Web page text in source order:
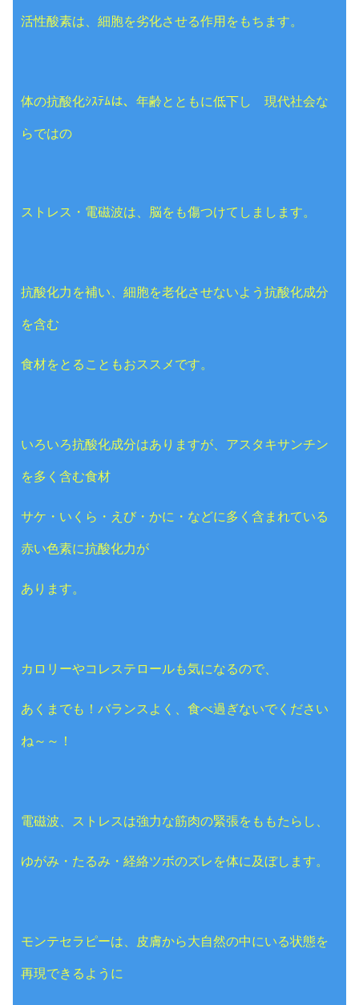
活性酸素は、細胞を劣化させる作用をもちます。
体の抗酸化ｼｽﾃﾑは、年齢とともに低下し 現代社会な
らではの
ストレス・電磁波は、脳をも傷つけてしまします。
抗酸化力を補い、細胞を老化させないよう抗酸化成分
を含む
食材をとることもおススメです。
いろいろ抗酸化成分はありますが、アスタキサンチン
を多く含む食材
サケ・いくら・えび・かに・などに多く含まれている
赤い色素に抗酸化力が
あります。
カロリーやコレステロールも気になるので、
あくまでも！バランスよく、食べ過ぎないでください
ね～～！
電磁波、ストレスは強力な筋肉の緊張をももたらし、
ゆがみ・たるみ・経絡ツボのズレを体に及ぼします。
モンテセラピーは、皮膚から大自然の中にいる状態を
再現できるように